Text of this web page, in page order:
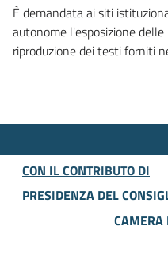
È demandata ai siti
autonome l'esposizione
riproduzione dei testi forniti
CON IL CONTRIBUTO DI
PRESIDENZA DEL
CAMERA